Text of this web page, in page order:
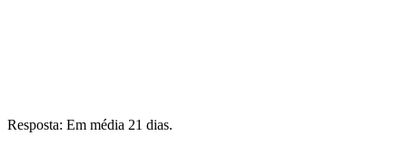
Resposta: Em média 21 dias.